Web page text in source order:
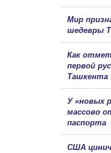
Мир
шедевры
Как
первой
Ташкента
У «новых
массово
паспорта
США